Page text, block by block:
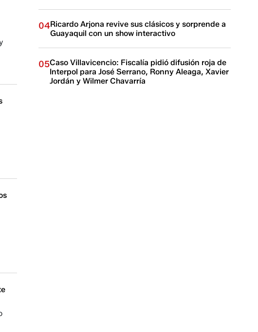
04Ricardo Arjona revive sus clásicos y sorprende a
Guayaquil con un show interactivo
05Caso Villavicencio: Fiscalía pidió difusión roja de
Interpol para José Serrano, Ronny Aleaga, Xavier
Jordán y Wilmer Chavarría